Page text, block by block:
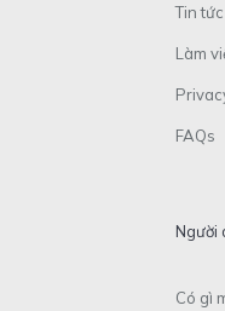
Tin tức
Làm
FAQs
Người
Có gì